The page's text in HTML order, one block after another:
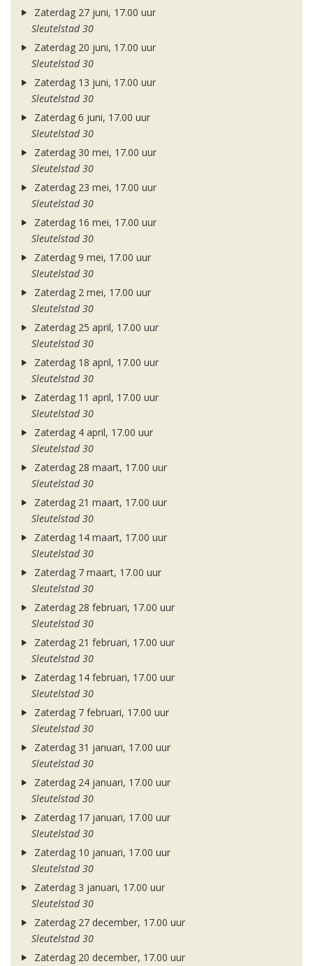
Zaterdag 27 juni, 17.00 uur
Sleutelstad 30
Zaterdag 20 juni, 17.00 uur
Sleutelstad 30
Zaterdag 13 juni, 17.00 uur
Sleutelstad 30
Zaterdag 6 juni, 17.00 uur
Sleutelstad 30
Zaterdag 30 mei, 17.00 uur
Sleutelstad 30
Zaterdag 23 mei, 17.00 uur
Sleutelstad 30
Zaterdag 16 mei, 17.00 uur
Sleutelstad 30
Zaterdag 9 mei, 17.00 uur
Sleutelstad 30
Zaterdag 2 mei, 17.00 uur
Sleutelstad 30
Zaterdag 25 april, 17.00 uur
Sleutelstad 30
Zaterdag 18 april, 17.00 uur
Sleutelstad 30
Zaterdag 11 april, 17.00 uur
Sleutelstad 30
Zaterdag 4 april, 17.00 uur
Sleutelstad 30
Zaterdag 28 maart, 17.00 uur
Sleutelstad 30
Zaterdag 21 maart, 17.00 uur
Sleutelstad 30
Zaterdag 14 maart, 17.00 uur
Sleutelstad 30
Zaterdag 7 maart, 17.00 uur
Sleutelstad 30
Zaterdag 28 februari, 17.00 uur
Sleutelstad 30
Zaterdag 21 februari, 17.00 uur
Sleutelstad 30
Zaterdag 14 februari, 17.00 uur
Sleutelstad 30
Zaterdag 7 februari, 17.00 uur
Sleutelstad 30
Zaterdag 31 januari, 17.00 uur
Sleutelstad 30
Zaterdag 24 januari, 17.00 uur
Sleutelstad 30
Zaterdag 17 januari, 17.00 uur
Sleutelstad 30
Zaterdag 10 januari, 17.00 uur
Sleutelstad 30
Zaterdag 3 januari, 17.00 uur
Sleutelstad 30
Zaterdag 27 december, 17.00 uur
Sleutelstad 30
Zaterdag 20 december, 17.00 uur